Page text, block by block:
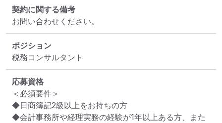
契約に関する備考
お問い合わせください。
ポジション
税務コンサルタント
応募資格
＜必須要件＞
◆日商簿記2級以上をお持ちの方
◆会計事務所や経理実務の経験が1年以上ある方、また